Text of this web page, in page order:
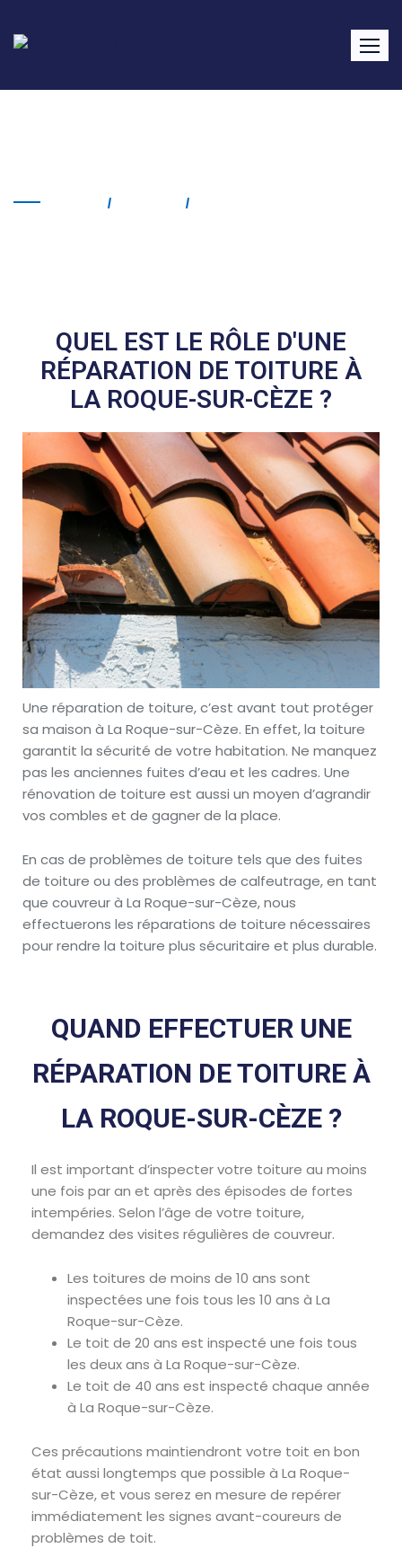
QUEL EST LE RÔLE D'UNE
RÉPARATION DE TOITURE À
LA ROQUE-SUR-CÈZE ?
Une réparation de toiture, c’est avant tout protéger
sa maison à La Roque-sur-Cèze. En effet, la toiture
garantit la sécurité de votre habitation. Ne manquez
pas les anciennes fuites d’eau et les cadres. Une
rénovation de toiture est aussi un moyen d’agrandir
vos combles et de gagner de la place.
En cas de problèmes de toiture tels que des fuites
de toiture ou des problèmes de calfeutrage, en tant
que couvreur à La Roque-sur-Cèze, nous
effectuerons les réparations de toiture nécessaires
pour rendre la toiture plus sécuritaire et plus durable.
QUAND EFFECTUER UNE
RÉPARATION DE TOITURE À
LA ROQUE-SUR-CÈZE ?
Il est important d’inspecter votre toiture au moins
une fois par an et après des épisodes de fortes
intempéries. Selon l’âge de votre toiture,
demandez des visites régulières de couvreur.
Les toitures de moins de 10 ans sont
inspectées une fois tous les 10 ans à La
Roque-sur-Cèze.
Le toit de 20 ans est inspecté une fois tous
les deux ans à La Roque-sur-Cèze.
Le toit de 40 ans est inspecté chaque année
à La Roque-sur-Cèze.
Ces précautions maintiendront votre toit en bon
état aussi longtemps que possible à La Roque-
sur-Cèze, et vous serez en mesure de repérer
immédiatement les signes avant-coureurs de
problèmes de toit.